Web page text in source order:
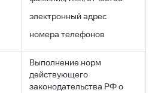
электронный адрес
номера телефонов
Выполнение норм
действующего
законодательства РФ о